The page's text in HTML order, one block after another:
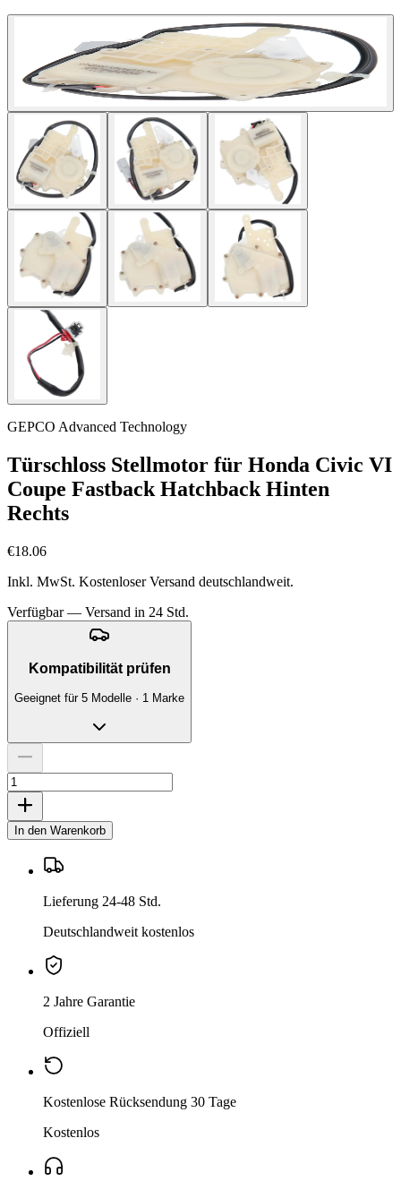
GEPCO Advanced Technology
Türschloss Stellmotor für Honda Civic VI
Coupe Fastback Hatchback Hinten
Rechts
€18.06
Inkl. MwSt. Kostenloser Versand deutschlandweit.
Verfügbar — Versand in 24 Std.
Kompatibilität prüfen
Geeignet für 5 Modelle · 1 Marke
In den Warenkorb
Lieferung 24-48 Std.
Deutschlandweit kostenlos
2 Jahre Garantie
Offiziell
Kostenlose Rücksendung 30 Tage
Kostenlos